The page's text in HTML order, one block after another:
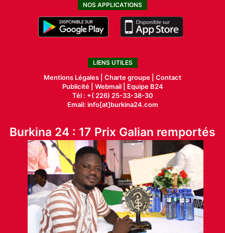
NOS APPLICATIONS
LIENS UTILES
Mentions Légales | Charte groupe | Contact
Publicité| Webmail |
Equipe B24
Tél : +( 226) 25-33-38-30
Email: info[at]burkina24.com
Burkina 24 : 17 Prix Galian remportés